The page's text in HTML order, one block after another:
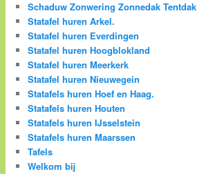
Schaduw Zonwering Zonnedak Tentdak
Statafel huren Arkel.
Statafel huren Everdingen
Statafel huren Hoogblokland
Statafel huren Meerkerk
Statafel huren Nieuwegein
Statafels huren Hoef en Haag.
Statafels huren Houten
Statafels huren IJsselstein
Statafels huren Maarssen
Tafels
Welkom bij